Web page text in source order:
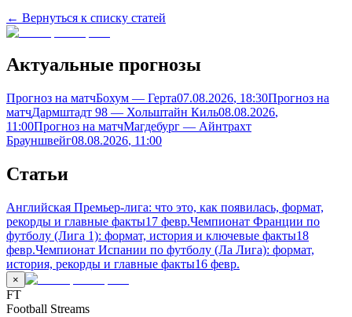
← Вернуться к списку статей
Актуальные прогнозы
Прогноз на матчБохум — Герта07.08.2026, 18:30Прогноз на
матчДармштадт 98 — Хольштайн Киль08.08.2026,
11:00Прогноз на матчМагдебург — Айнтрахт
Брауншвейг08.08.2026, 11:00
Статьи
Английская Премьер-лига: что это, как появилась, формат,
рекорды и главные факты17 февр.Чемпионат Франции по
футболу (Лига 1): формат, история и ключевые факты18
февр.Чемпионат Испании по футболу (Ла Лига): формат,
история, рекорды и главные факты16 февр.
×
FT
Football Streams